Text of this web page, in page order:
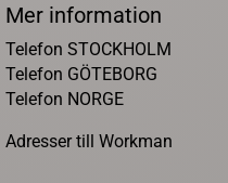
Mer information
Telefon STOCKHOLM
Telefon GÖTEBORG
Telefon NORGE
Adresser till Workman